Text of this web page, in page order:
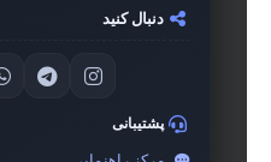
دنبال کنید
پشتیبانی